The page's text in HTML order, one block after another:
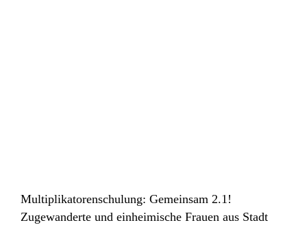
Multiplikatorenschulung: Gemeinsam 2.1!
Zugewanderte und einheimische Frauen aus Stadt